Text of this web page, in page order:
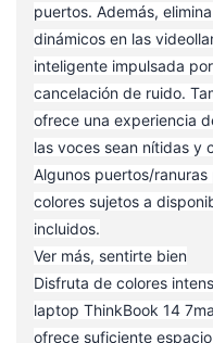
puertos. Además,
dinámicos en las
inteligente impulsada
cancelación de ruido.
ofrece una experiencia
las voces sean nítidas y
Algunos puertos/
colores sujetos a
incluidos.
Ver más, sentirte bien
Disfruta de colores
laptop ThinkBook 14
ofrece suficiente